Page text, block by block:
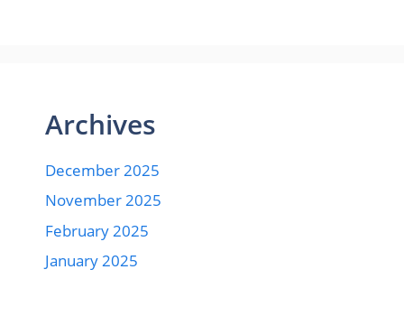
Archives
December 2025
November 2025
February 2025
January 2025